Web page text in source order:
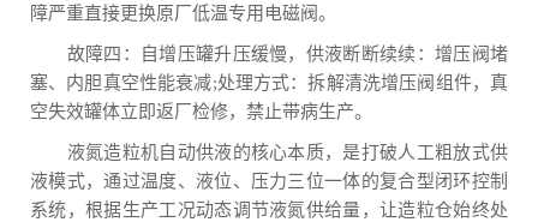
障严重直接更换原厂低温专用电磁阀。
故障四：自增压罐升压缓慢，供液断断续续：增压阀堵
塞、内胆真空性能衰减;处理方式：拆解清洗增压阀组件，真
空失效罐体立即返厂检修，禁止带病生产。
液氮造粒机自动供液的核心本质，是打破人工粗放式供
液模式，通过温度、液位、压力三位一体的复合型闭环控制
系统，根据生产工况动态调节液氮供给量，让造粒仓始终处